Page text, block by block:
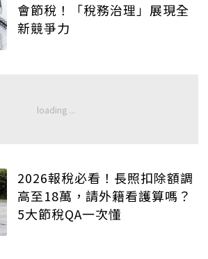
會節稅！「稅務治理」展現全
新競爭力
2026報稅必看！長照扣除額調
高至18萬，請外籍看護算嗎？
5大節稅QA一次懂